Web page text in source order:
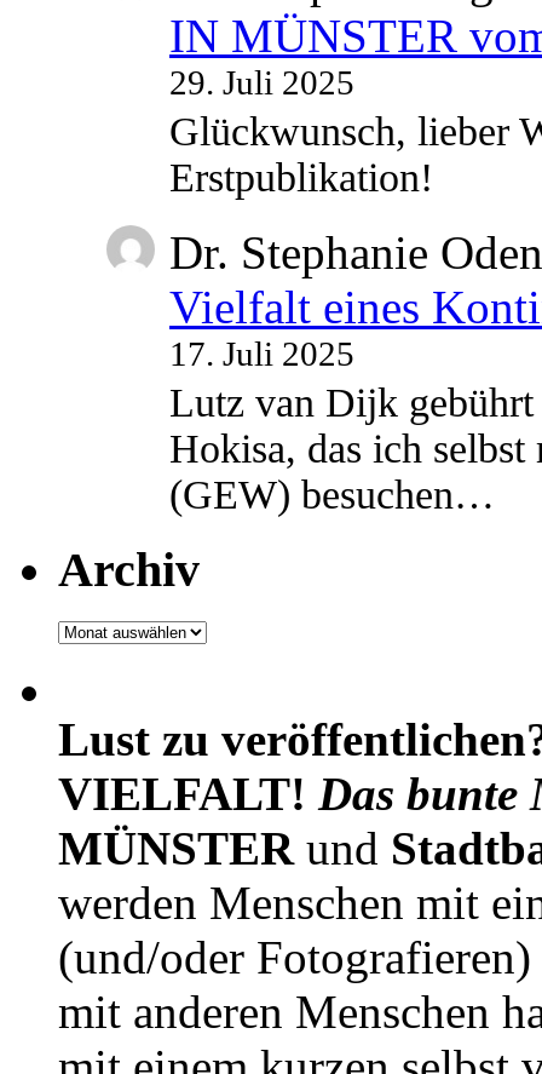
IN MÜNSTER
29. Juli 2025
Glückwunsch, lieber
Erstpublikation!
Dr. Stephanie
Vielfalt eines
17. Juli 2025
Lutz van Dijk
Hokisa, das ich
(GEW) besuchen…
Archiv
Archiv
Lust zu
VIELFALT! Das bunte
MÜNSTERund
werden Menschen mit
(und/oder
mit anderen Menschen